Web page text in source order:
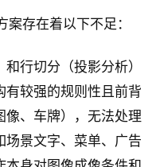
案存在着以下不足：
行切分（投影分析）
有较强的规则性且前背
像、车牌），无法处理
场景文字、菜单、广告